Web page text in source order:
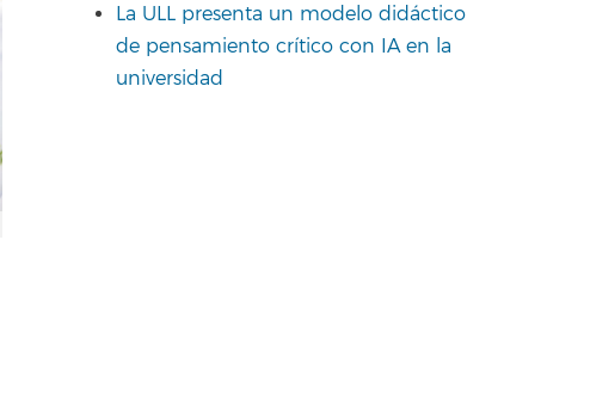
La ULL presenta un modelo didáctico
de pensamiento crítico con IA en la
universidad